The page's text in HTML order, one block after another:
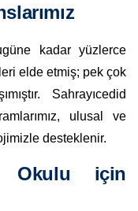
kadar yüzlerce
elde etmiş; pek çok
Sahrayıcedid
ulusal ve
desteklenir.
Okulu için